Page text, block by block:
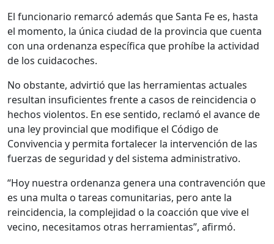
El funcionario remarcó además que Santa Fe es, hasta
el momento, la única ciudad de la provincia que cuenta
con una ordenanza específica que prohíbe la actividad
de los cuidacoches.
No obstante, advirtió que las herramientas actuales
resultan insuficientes frente a casos de reincidencia o
hechos violentos. En ese sentido, reclamó el avance de
una ley provincial que modifique el Código de
Convivencia y permita fortalecer la intervención de las
fuerzas de seguridad y del sistema administrativo.
“Hoy nuestra ordenanza genera una contravención que
es una multa o tareas comunitarias, pero ante la
reincidencia, la complejidad o la coacción que vive el
vecino, necesitamos otras herramientas”, afirmó.